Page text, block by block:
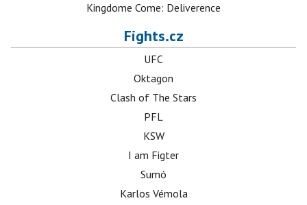
Kingdome Come: Deliverence
Fights.cz
UFC
Oktagon
Clash of The Stars
PFL
KSW
I am Figter
Sumó
Karlos Vémola